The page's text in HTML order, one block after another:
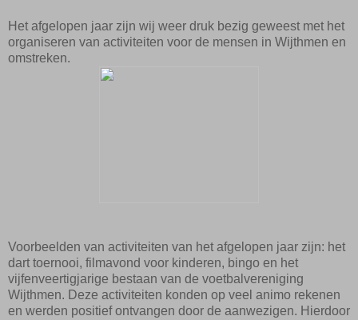
Het afgelopen jaar zijn wij weer druk bezig geweest met het
organiseren van activiteiten voor de mensen in Wijthmen en
omstreken.
Voorbeelden van activiteiten van het afgelopen jaar zijn: het
dart toernooi, filmavond voor kinderen, bingo en het
vijfenveertigjarige bestaan van de voetbalvereniging
Wijthmen. Deze activiteiten konden op veel animo rekenen
en werden positief ontvangen door de aanwezigen. Hierdoor